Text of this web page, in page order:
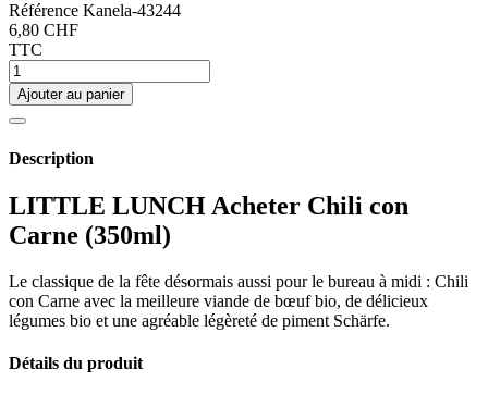
Référence Kanela-43244
6,80 CHF
TTC
Ajouter au panier
Description
LITTLE LUNCH Acheter Chili con
Carne (350ml)
Le classique de la fête désormais aussi pour le bureau à midi : Chili
con Carne avec la meilleure viande de bœuf bio, de délicieux
légumes bio et une agréable légèreté de piment Schärfe.
Détails du produit